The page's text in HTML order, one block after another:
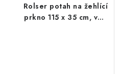
Rolser potah na žehlící
prkno 115 x 35 cm, vel.